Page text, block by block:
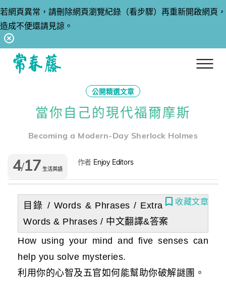
若網頁異常，請刪除網頁瀏覽紀錄（看步驟）再重新開啟網頁，
造成不便還請見諒。
公開精選文章
當你自己的現代福爾摩斯
Becoming a Modern-Day Sherlock Holmes
4/17 生活英語
作者 Enjoy Editors
收藏文章
目錄 / Words & Phrases / Extra
Words & Phrases / 中文翻譯&答案
How using your mind and five senses can
help you solve mysteries.
利用你的心智及五官如何能幫助你破解謎團。